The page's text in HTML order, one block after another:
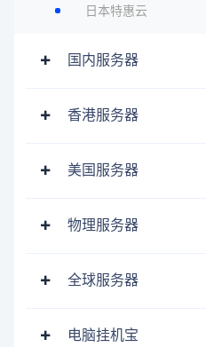
日本特惠云
国内服务器
香港服务器
美国服务器
物理服务器
全球服务器
电脑挂机宝